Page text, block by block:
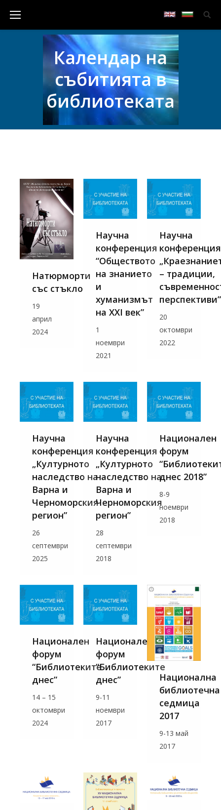
Календар на
събитията в
библиотеката
Натюрморти
със стъкло
19
април
2024
Научна
конференция
“Обществото
на знанието
и
хуманизмът
на ХХІ век”
1
ноември
2021
Научна
конференция
– традиции,
перспективи”
20
октомври
2022
Научна
конференция
„Културното
наследство на
Варна и
Черноморския
регион”
26
септември
2025
Научна
конференция
„Културното
наследство на
Варна и
Черноморския
регион”
28
септември
2018
Национален
форум
днес 2018”
8-9
ноември
2018
Национален
форум
“Библиотеките
днес”
14 – 15
октомври
2024
Национален
форум
“Библиотеките
днес”
9-11
ноември
2017
Национална
библиотечна
седмица
2017
9-13 май
2017